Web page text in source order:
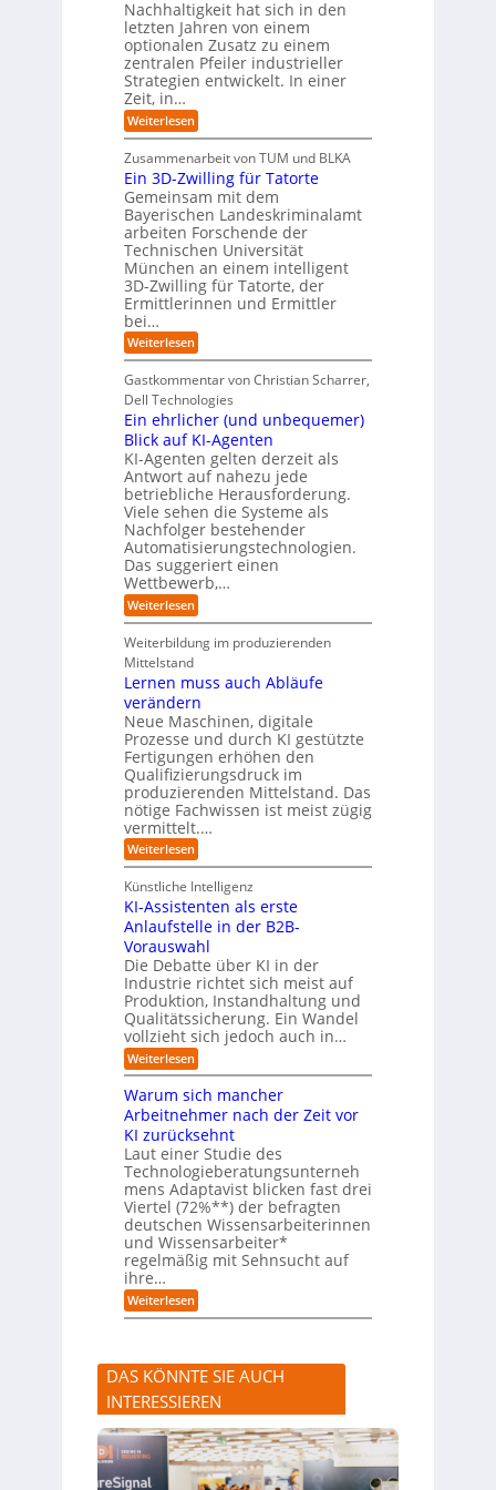
iu
r
o
p
i
s
c
h
e
n
R
o
u
t
e
-
H
e
r
s
t
e
l
l
e
r
n
u
n
g
P
:
W
i
e
s
u
b
e
r
e
D
a
t
e
n
K
I
-
r
o
j
e
k
t
e
i
n
d
e
r
I
n
d
u
s
t
r
i
e
e
r
m
ö
g
l
i
c
h
e
n
A
I
-
R
e
p
r
t
:
S
i
n
k
e
n
d
e
s
C
b
e
r
r
s
i
k
o
,
w
a
c
h
s
e
n
d
e
R
a
n
s
o
m
w
a
r
e
-
G
e
f
a
h
Nachhaltigkeit hat sich in den
letzten Jahren von einem
optionalen Zusatz zu einem
zentralen Pfeiler industrieller
Strategien entwickelt. In einer
Zeit, in…
Weiterlesen:
E
n
z
w
e
i
t
e
s
L
e
e
n
ü
r
I
n
d
u
s
t
r
i
e
r
o
b
o
t
r
Zusammenarbeit von TUM und BLKA
Ein 3D-Zwilling für Tatorte
Gemeinsam mit dem
Bayerischen Landeskriminalamt
arbeiten Forschende der
Technischen Universität
München an einem intelligent
3D-Zwilling für Tatorte, der
Ermittlerinnen und Ermittler
bei…
Weiterlesen:
E
n
3
D
-
Z
w
i
l
l
i
n
g
f
ü
r
T
t
o
r
t
e
Gastkommentar von Christian Scharrer,
Dell Technologies
Ein ehrlicher (und unbequemer)
Blick auf KI-Agenten
KI-Agenten gelten derzeit als
Antwort auf nahezu jede
betriebliche Herausforderung.
Viele sehen die Systeme als
Nachfolger bestehender
Automatisierungstechnologien.
Das suggeriert einen
Wettbewerb,…
Weiterlesen:
E
n
e
h
r
l
i
c
h
e
r
(
u
n
d
u
n
e
q
u
e
m
e
r
)
B
l
i
k
a
u
f
K
I
-
A
g
e
n
t
e
n
Weiterbildung im produzierenden
Mittelstand
Lernen muss auch Abläufe
verändern
Neue Maschinen, digitale
Prozesse und durch KI gestützte
Fertigungen erhöhen den
Qualifizierungsdruck im
produzierenden Mittelstand. Das
nötige Fachwissen ist meist zügig
vermittelt.…
Weiterlesen:
L
e
r
n
e
n
m
u
s
s
a
u
c
h
A
b
l
u
f
e
v
e
r
ä
n
d
r
n
Künstliche Intelligenz
KI-Assistenten als erste
Anlaufstelle in der B2B-
Vorauswahl
Die Debatte über KI in der
Industrie richtet sich meist auf
Produktion, Instandhaltung und
Qualitätssicherung. Ein Wandel
vollzieht sich jedoch auch in…
Weiterlesen:
K
I
-
A
s
s
i
s
t
e
n
t
e
n
a
l
s
s
t
e
A
n
l
a
u
Warum sich mancher
Arbeitnehmer nach der Zeit vor
KI zurücksehnt
Laut einer Studie des
Technologieberatungsunterneh
mens Adaptavist blicken fast drei
Viertel (72%**) der befragten
deutschen Wissensarbeiterinnen
und Wissensarbeiter*
regelmäßig mit Sehnsucht auf
ihre…
Weiterlesen:
W
u
m
i
h
m
a
n
DAS KÖNNTE SIE AUCH
INTERESSIEREN